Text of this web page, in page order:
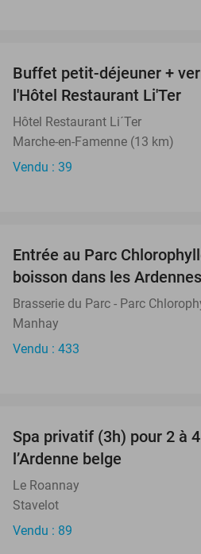
Buffet petit-déjeuner +
l'Hôtel Restaurant Li'Ter
Hôtel Restaurant Li´Ter
Marche-en-Famenne (13 km)
Vendu : 39
Entrée au Parc
boisson dans les Ardennes
Brasserie du Parc - Parc
Manhay
Vendu : 433
Spa privatif (3h) pour 2 à
l’Ardenne belge
Le Roannay
Stavelot
Vendu : 89